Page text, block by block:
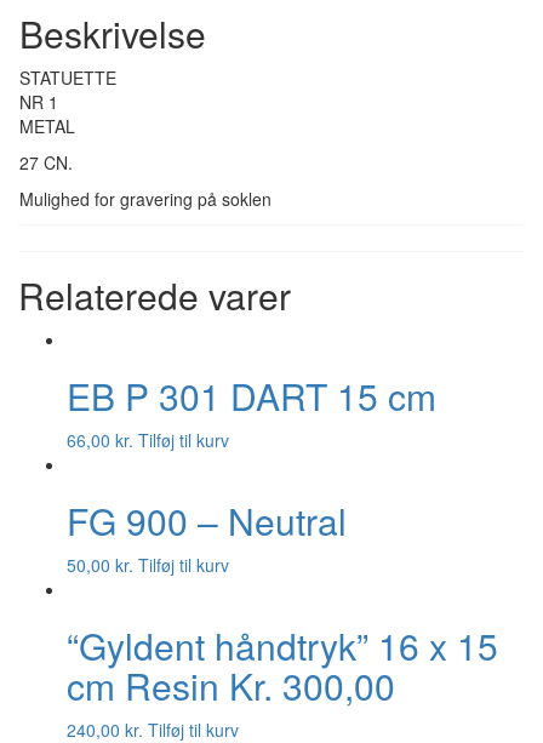
Beskrivelse
STATUETTE
NR 1
METAL
27 CN.
Mulighed for gravering på soklen
Relaterede varer
EB P 301 DART 15 cm
66,00 kr. Tilføj til kurv
FG 900 – Neutral
50,00 kr. Tilføj til kurv
“Gyldent håndtryk” 16 x 15
cm Resin Kr. 300,00
240,00 kr. Tilføj til kurv